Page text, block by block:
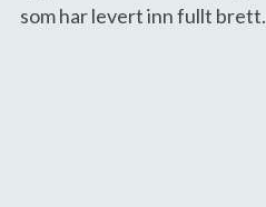
som har levert inn fullt brett.